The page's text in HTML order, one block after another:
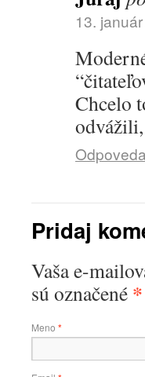
13.
Chcelo
Pridaj
Vaša e-
sú označené *
Meno *